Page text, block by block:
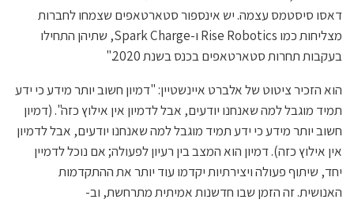
דאסו סיסטמס עצמה. יש אינספור סטארטאפים שצמחו לחברות
מצליחות כמו Rise Robotics ו-Spark Charge, שתיהן התחילו
בעקבות תחרות סטארטאפים בכנס בשנת 2020."
הוא הזכיר ציטוט של אלברט איינשטיין: "דמיון חשוב יותר מידע כי ידע
תמיד מוגבל למה שאנחנו יודעים, אבל לדמיון אין אילוץ כזה". (דמיון
חשוב יותר מידע כי ידע תמיד מוגבל למה שאנחנו יודעים, אבל לדמיון
אין אילוץ כזה). דמיון הוא המצב בין רעיון לפעולה; אם נוכל לדמיין
יחד, שיתוף פעולה ויצירתיות יקדמו עוד יותר את ההתקדמות
האנושית. זה הזמן שבו חדשנות אמיתית מתרחשת, וב-